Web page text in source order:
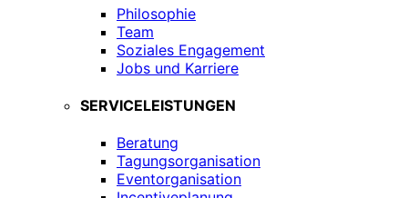
Philosophie
Team
Soziales Engagement
Jobs und Karriere
SERVICELEISTUNGEN
Beratung
Tagungsorganisation
Eventorganisation